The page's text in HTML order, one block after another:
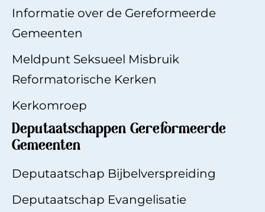
Informatie over de Gereformeerde
Gemeenten
Meldpunt Seksueel Misbruik
Reformatorische Kerken
Kerkomroep
Deputaatschappen Gereformeerde
Gemeenten
Deputaatschap Bijbelverspreiding
Deputaatschap Evangelisatie